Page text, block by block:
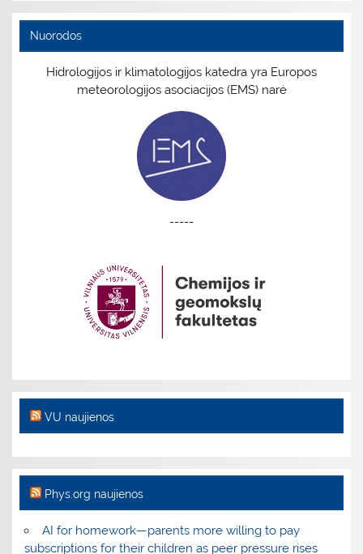
Nuorodos
Hidrologijos ir klimatologijos katedra yra Europos
meteorologijos asociacijos (EMS) narė
-----
VU naujienos
Phys.org naujienos
AI for homework—parents more willing to pay
subscriptions for their children as peer pressure rises